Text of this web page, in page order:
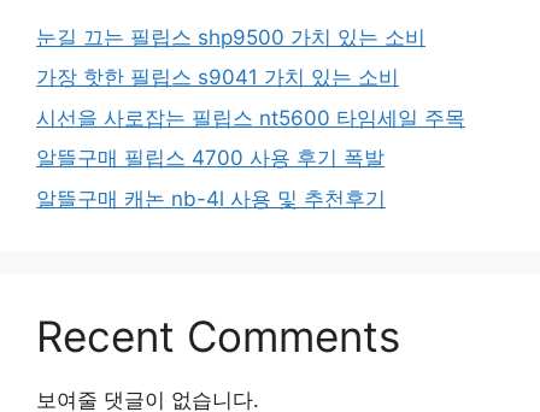
눈길 끄는 필립스 shp9500 가치 있는 소비
가장 핫한 필립스 s9041 가치 있는 소비
시선을 사로잡는 필립스 nt5600 타임세일 주목
알뜰구매 필립스 4700 사용 후기 폭발
알뜰구매 캐논 nb-4l 사용 및 추천후기
Recent Comments
보여줄 댓글이 없습니다.